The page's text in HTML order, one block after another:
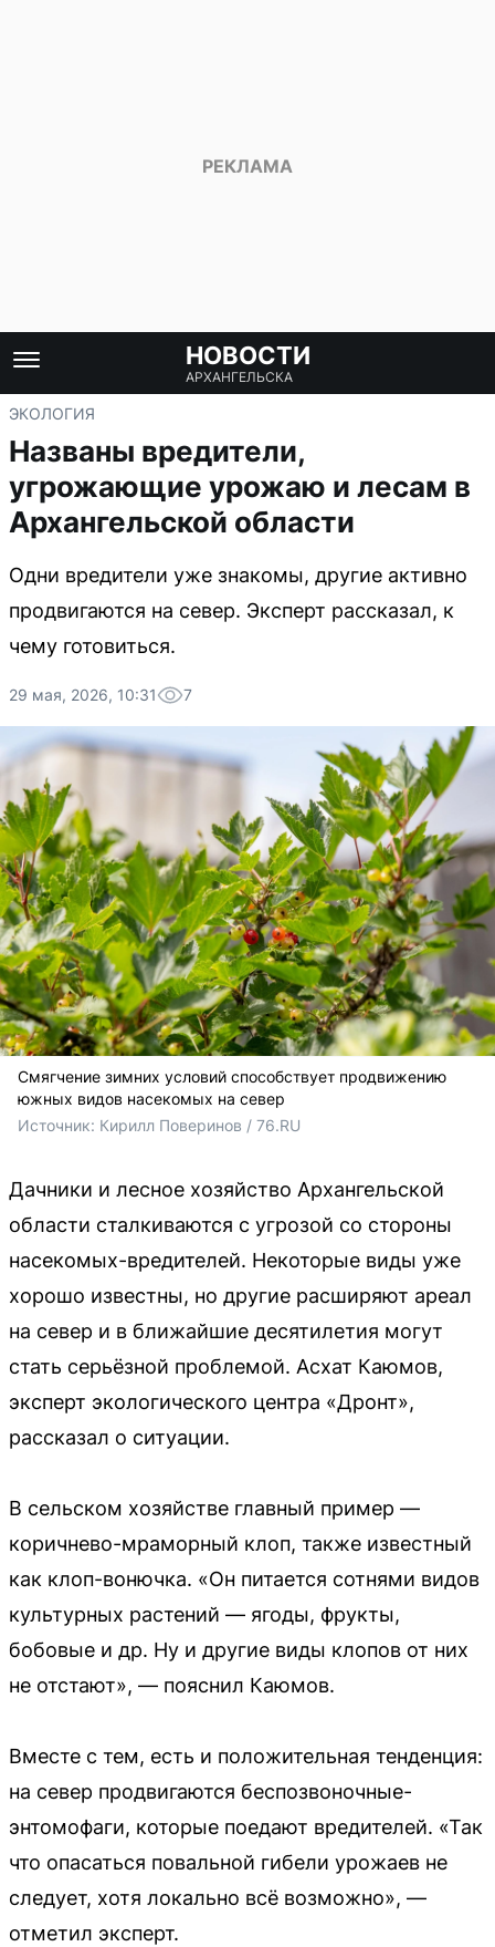
НОВОСТИ
АРХАНГЕЛЬСКА
ЭКОЛОГИЯ
Названы вредители,
угрожающие урожаю и лесам в
Архангельской области
Одни вредители уже знакомы, другие активно
продвигаются на север. Эксперт рассказал, к
чему готовиться.
29 мая, 2026, 10:31 7
Смягчение зимних условий способствует продвижению
южных видов насекомых на север
Источник: Кирилл Поверинов / 76.RU
Дачники и лесное хозяйство Архангельской
области сталкиваются с угрозой со стороны
насекомых-вредителей. Некоторые виды уже
хорошо известны, но другие расширяют ареал
на север и в ближайшие десятилетия могут
стать серьёзной проблемой. Асхат Каюмов,
эксперт экологического центра «Дронт»,
рассказал о ситуации.
В сельском хозяйстве главный пример —
коричнево-мраморный клоп, также известный
как клоп-вонючка. «Он питается сотнями видов
культурных растений — ягоды, фрукты,
бобовые и др. Ну и другие виды клопов от них
не отстают», — пояснил Каюмов.
Вместе с тем, есть и положительная тенденция:
на север продвигаются беспозвоночные-
энтомофаги, которые поедают вредителей. «Так
что опасаться повальной гибели урожаев не
следует, хотя локально всё возможно», —
отметил эксперт.